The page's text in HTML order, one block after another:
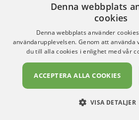
Denna webbplats
cookies
Denna webbplats använder
användarupplevelsen. Genom att använda
du till alla cookies i enlighet med vår
ACCEPTERA ALLA COOKIES
VISA DETALJER